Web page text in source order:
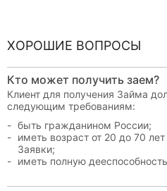
ХОРОШИЕ ВОПРОСЫ
Кто может получить заем?
Клиент для получения Займа
следующим требованиям:
быть гражданином России;
иметь возраст от 20 до 70
Заявки;
иметь полную